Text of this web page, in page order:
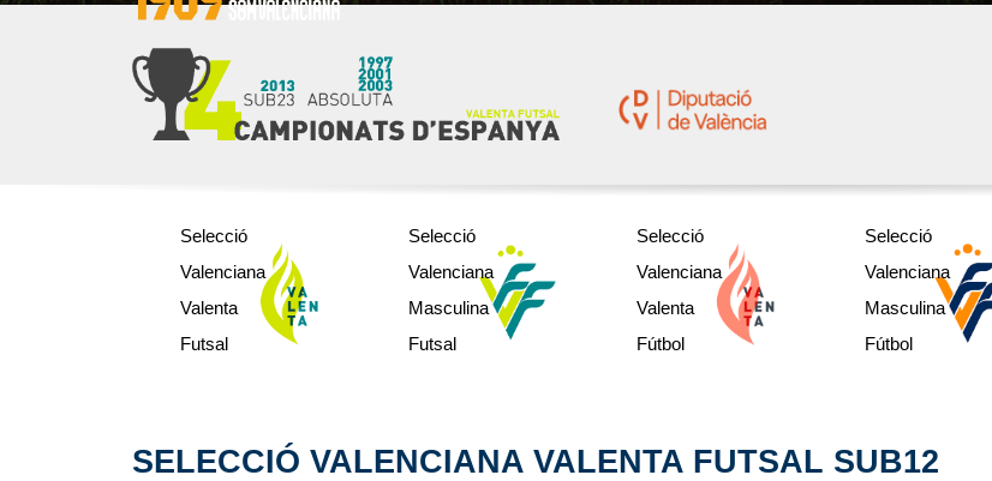
Selecció
Valenciana
Valenta
Futsal
Selecció
Valenciana
Masculina
Futsal
Selecció
Valenciana
Valenta
Fútbol
Selecció
Valenciana
Masculina
Fútbol
Region´s CUP
SELECCIÓ VALENCIANA VALENTA FUTSAL SUB12